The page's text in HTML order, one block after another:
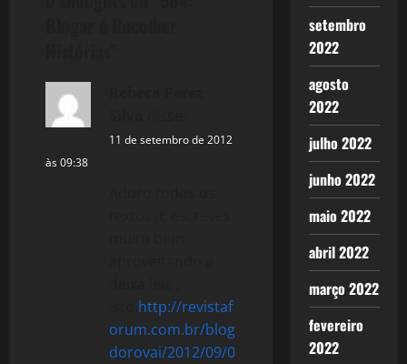
11 de setembro de 2012
às 09:38
http://revistaf
orum.com.br/blog
dorovai/2012/09/0
setembro
2022
agosto
2022
julho 2022
junho 2022
maio 2022
abril 2022
março 2022
fevereiro
2022